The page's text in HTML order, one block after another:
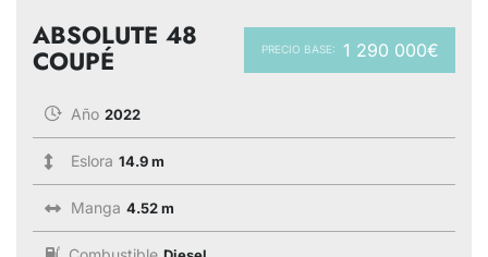
PRECIO BASE: 1 290 000€
ABSOLUTE 48
COUPÉ
Año 2022
Eslora 14.9 m
Manga 4.52 m